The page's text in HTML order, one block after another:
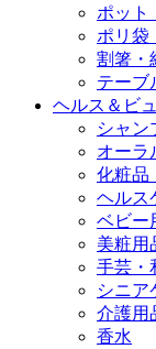
ポット
ポリ袋
割箸・
テーブ
ヘルス＆ビ
シャン
オーラ
化粧品
ヘルス
ベビー
美粧用
手芸・
シニア
介護用
香水